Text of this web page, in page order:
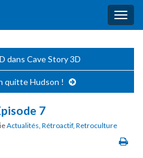
dans Cave Story 3D
quitte Hudson !
7
Actualités, Rétroactif, Retroculture